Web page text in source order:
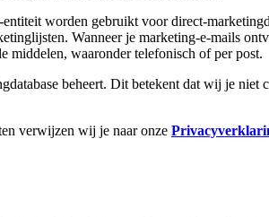
worden gebruikt voor
Wanneer je marketing‑e‑mails
middelen, waaronder telefonisch of per post.
beheert. Dit betekent dat wij je
verwijzen wij je naar onze